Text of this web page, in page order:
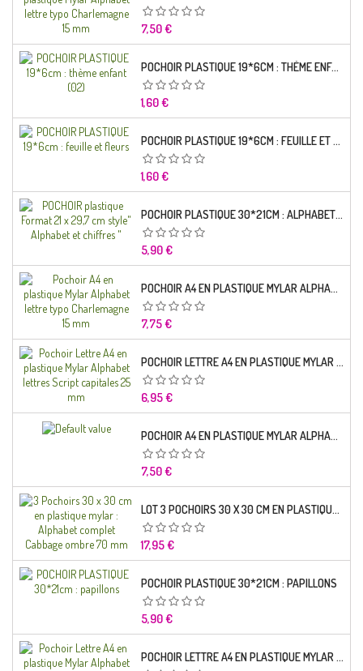
Prix
7,50 €
POCHOIR PLASTIQUE 19*6CM : THÈME ENFANT (02)
Prix
1,60 €
POCHOIR PLASTIQUE 19*6CM : FEUILLE ET FLEURS
Prix
1,60 €
POCHOIR PLASTIQUE 30*21CM : ALPHABET (02)
Prix
5,90 €
POCHOIR A4 EN PLASTIQUE MYLAR ALPHABET LETTRE TYPO RAVIE 30 MM
Prix
7,75 €
POCHOIR LETTRE A4 EN PLASTIQUE MYLAR ALPHABET LETTRES SCRIPT CAPITALES 25 MM
Prix
6,95 €
POCHOIR A4 EN PLASTIQUE MYLAR ALPHABET LETTRE TYPO SCIENCE 35 MM
Prix
7,50 €
LOT 3 POCHOIRS 30 X 30 CM EN PLASTIQUE MYLAR : ALPHABET COMPLET CABBAGE OMBRE 70 MM
Prix
17,95 €
POCHOIR PLASTIQUE 30*21CM : PAPILLONS
Prix
5,90 €
POCHOIR LETTRE A4 EN PLASTIQUE MYLAR ALPHABET LETTRES BRODWAY CAPITALES 20 MM